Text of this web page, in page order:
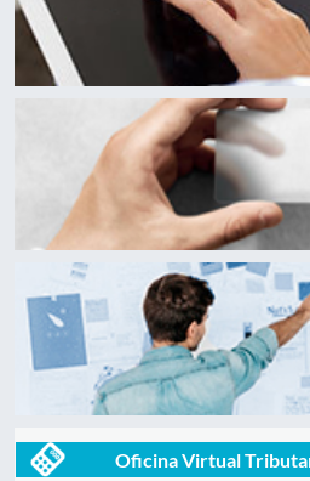
Oficina Virtual